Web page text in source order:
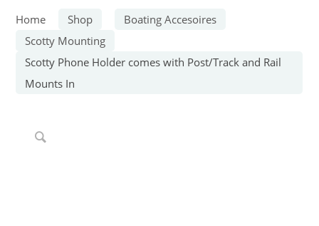
Home Shop
Boating Accesoires
Scotty Mounting
Scotty Phone Holder comes with Post/Track and Rail
Mounts In